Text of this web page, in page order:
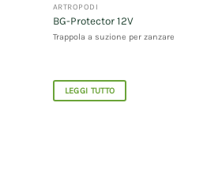
ARTROPODI
BG-Protector 12V
Trappola a suzione per zanzare
LEGGI TUTTO